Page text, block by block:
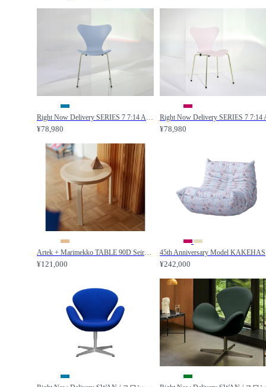
Right Now Delivery SERIES 7 7:14 AM COLOUR EDITION / セブンチェア 3107 7:14 AM カラーエディション（7:14 AM ブルー） / FRITZ HANSEN / フリッツ・ハンセン
¥78,980 ¥78,980
Artek + Marimekko TABLE 90D Seireeni / アルテック + マリメッコ 90D テーブル セイレーニ / Artek / アルテック
¥121,000 ¥242,000